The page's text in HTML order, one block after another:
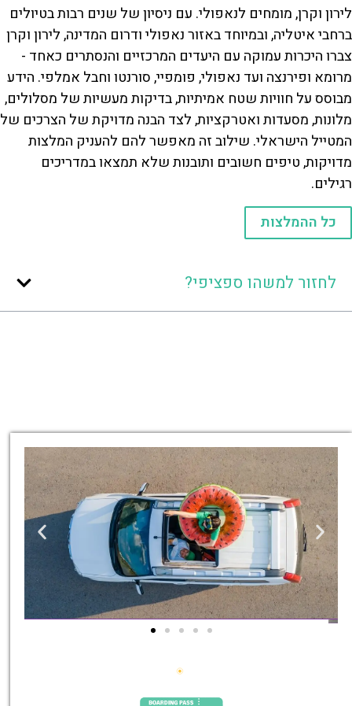
לירון וקרן, מומחים לנאפולי. עם ניסיון של שנים רבות בטיולים
ברחבי איטליה, ובמיוחד באזור נאפולי ודרום המדינה, לירון וקרן
צברו היכרות עמוקה עם היעדים המרכזיים והנסתרים כאחד -
מרומא ופירנצה ועד נאפולי, פומפיי, סורנטו וחבל אמלפי. הידע
מבוסס על חוויות שטח אמיתיות, בדיקות מעשיות של מסלולים,
מלונות, מסעדות ואטרקציות, לצד הבנה מדויקת של הצרכים של
המטייל הישראלי. שילוב זה מאפשר להם להעניק המלצות
מדויקות, טיפים חשובים ותובנות שלא תמצאו במדריכים
רגילים.
כל ההמלצות
לחזור למשהו ספציפי?